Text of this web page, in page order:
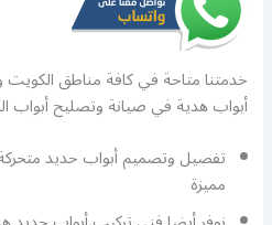
خدمتنا متاحة في كافة مناطق
أبواب هدية في صيانة وتصليح أبواب
تفصيل وتصميم أبواب حديد
مميزة